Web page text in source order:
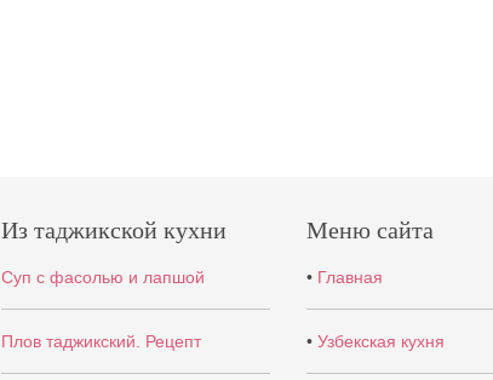
Из таджикской кухни
Суп с фасолью и лапшой
Плов таджикский. Рецепт
Меню сайта
• Главная
• Узбекская кухня